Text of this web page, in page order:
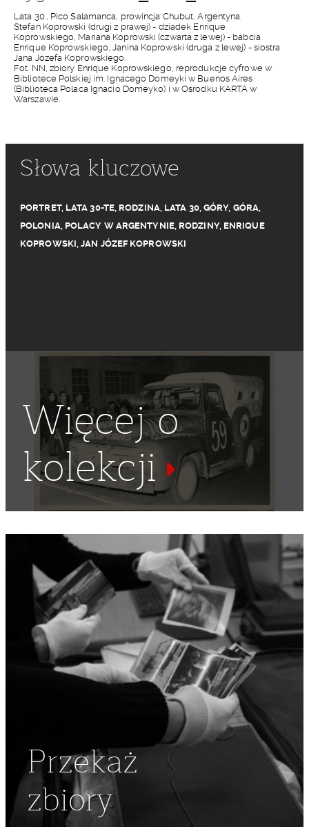
Lata 30., Pico Salamanca, prowincja Chubut, Argentyna.
Stefan Koprowski (drugi z prawej) - dziadek Enrique
Koprowskiego, Mariana Koprowski (czwarta z lewej) - babcia
Enrique Koprowskiego, Janina Koprowski (druga z lewej) - siostra
Jana Józefa Koprowskiego.
Fot. NN, zbiory Enrique Koprowskiego, reprodukcje cyfrowe w
Bibliotece Polskiej im. Ignacego Domeyki w Buenos Aires
(Biblioteca Polaca Ignacio Domeyko) i w Ośrodku KARTA w
Warszawie.
Słowa kluczowe
PORTRET, LATA 30-TE, RODZINA, LATA 30, GÓRY, GÓRA,
POLONIA, POLACY W ARGENTYNIE, RODZINY, ENRIQUE
KOPROWSKI,JAN JÓZEF KOPROWSKI
Więcej o
kolekcji
Przekaż
zbiory